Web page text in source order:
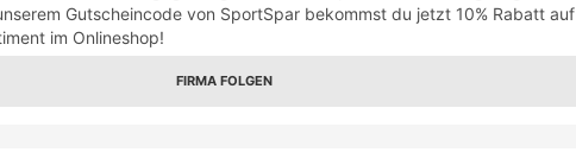
Gutscheincode von SportSpar bekommst du jetzt 10% Rabatt auf
im Onlineshop!
FIRMA FOLGEN